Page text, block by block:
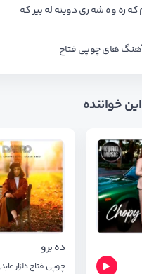
که ره وه شه ری دوینه له
آهنگ هایچوپی فتاح
خواننده
ده برو
چوپی فتاحدلزار